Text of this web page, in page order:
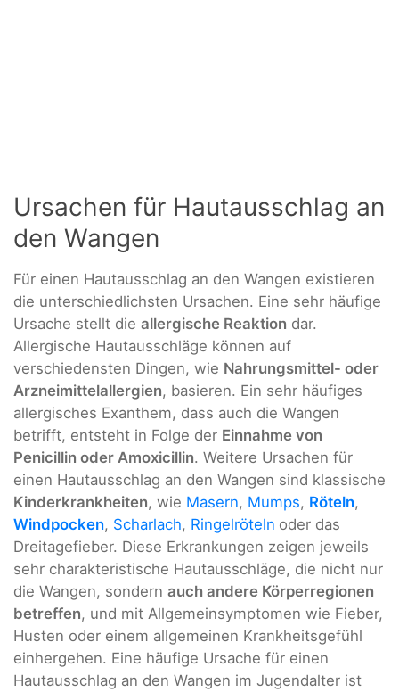
Ursachen für Hautausschlag an
den Wangen
Für einen Hautausschlag an den Wangen existieren
die unterschiedlichsten Ursachen. Eine sehr häufige
Ursache stellt die allergische Reaktion dar.
Allergische Hautausschläge können auf
verschiedensten Dingen, wie Nahrungsmittel- oder
Arzneimittelallergien, basieren. Ein sehr häufiges
allergisches Exanthem, dass auch die Wangen
betrifft, entsteht in Folge der Einnahme von
Penicillin oder Amoxicillin. Weitere Ursachen für
einen Hautausschlag an den Wangen sind klassische
Kinderkrankheiten, wie Masern, Mumps, Röteln,
Windpocken, Scharlach, Ringelröteln oder das
Dreitagefieber. Diese Erkrankungen zeigen jeweils
sehr charakteristische Hautausschläge, die nicht nur
die Wangen, sondern auch andere Körperregionen
betreffen, und mit Allgemeinsymptomen wie Fieber,
Husten oder einem allgemeinen Krankheitsgefühl
einhergehen. Eine häufige Ursache für einen
Hautausschlag an den Wangen im Jugendalter ist